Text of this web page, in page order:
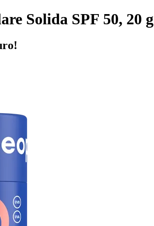
Solida SPF 50, 20 g